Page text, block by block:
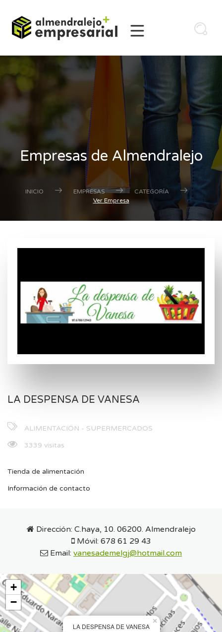
Empresas de Almendralejo
INICIO EMPRESAS
CATEGORÍA
Ver Empresa
LA DESPENSA DE VANESA
ALIMENTACIÓN - SUPERMERCADOS
3339 visitas
Tienda de alimentación
Información de contacto
Dirección: C.haya, 10. 06200. Almendralejo
Móvil: 678 61 29 43
Email: vanesademelgj@hotmail.com
LA DESPENSA DE VANESA
×
+
−